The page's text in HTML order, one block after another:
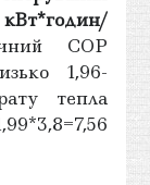
кВт*годин/
СОР
1,96-
тепла